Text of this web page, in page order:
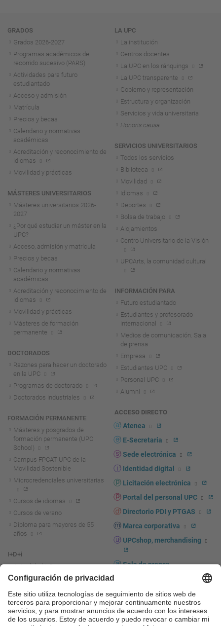
Navegación
GRADOS
Grados 2026-2027
Programas académicos de
recorrido sucesivo (PARS)
Actividades para futuro
estudiantado
Acceso y admisión
Matrícula
Precios y becas
Calendario y normativas
académicas
Acreditación y reconocimiento de
idiomas
Movilidad y prácticas
MÁSTERES UNIVERSITARIOS
Másteres universitarios 2026-
2027
¿Por qué estudiar un máster en la
UPC?
Acceso, admisión y matrícula
Precios y becas
Calendario y normativas
académicas
Acreditación y reconocimiento de
idiomas
Movilidad y prácticas
Másteres de formación
permanente
DOCTORADOS
Razones para hacer un doctorado
en la UPC
Programas de doctorado
Doctorados industriales
FORMACIÓN PERMANENTE
Másteres y posgrados de
formación permanente (UPC
School)
Campus FPCAT-UPC de la
Movilidad Sostenible
Microcredenciales universitarias
Cursos de idiomas
Cursos de verano
Diploma para mayores de 55
años
I+D+i
Actualidad I+D+I
La investigación en la UPC
investigación
La transferencia, el
emprendimiento y la innovación
LA UPC
La institución
Centros docentes
La UPC en los ránquings
La UPC transparente
Gobierno y representación
Estructura y organización
Servicios y vida universitaria
Honoris causa
SERVICIOS UNIVERSITARIOS
Todos los servicios
Biblioteca
Movilidad
Idiomas
Deportes
Bolsa de trabajo
Alojamientos
Centro Universitario de la Visión
UPCArts, la comunidad cultural
INFORMACIÓN PARA
Futuro estudiantado
Estudiantes y profesorado
internacional
Medios de comunicación. Sala
de prensa
Empresa
Estudiantes UPC
Personal UPC
Alumni
ACCESO DIRECTO
Atenea
E-Secretaria
Sede electrónica
Identidad digital
Licitación electrónica
Portal del personal UPC
Directorio PDI y PTGAS
Marca corporativa
UPCshop, merchandising
Sala de prensa